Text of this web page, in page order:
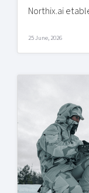
Northix.ai
25 June, 2026